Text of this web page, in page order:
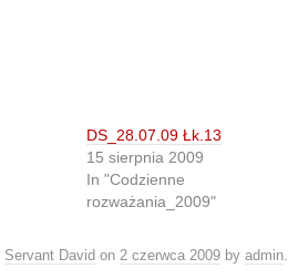
DS_28.07.09 Łk.13
15 sierpnia 2009
In "Codzienne
rozważania_2009"
Servant David on 2 czerwca 2009 by admin.